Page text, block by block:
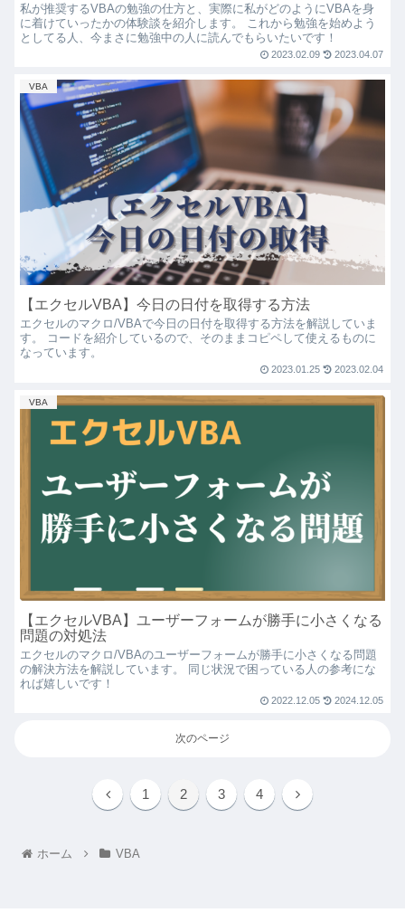
私が推奨するVBAの勉強の仕方と、実際に私がどのようにVBAを身
に着けていったかの体験談を紹介します。 これから勉強を始めよう
としてる人、今まさに勉強中の人に読んでもらいたいです！
2023.02.09 2023.04.07
VBA
【エクセルVBA】今日の日付を取得する方法
エクセルのマクロ/VBAで今日の日付を取得する方法を解説していま
す。 コードを紹介しているので、そのままコピペして使えるものに
なっています。
2023.01.25 2023.02.04
VBA
【エクセルVBA】ユーザーフォームが勝手に小さくなる
問題の対処法
エクセルのマクロ/VBAのユーザーフォームが勝手に小さくなる問題
の解決方法を解説しています。 同じ状況で困っている人の参考にな
れば嬉しいです！
2022.12.05 2024.12.05
次のページ
1 2 3 4
ホーム VBA